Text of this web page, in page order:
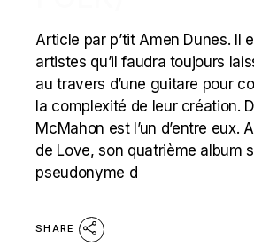
Article par p’tit Amen Dunes. Il
artistes qu’il faudra toujours
au travers d’une guitare pour
la complexité de leur création.
McMahon est l’un d’entre eux.
de Love, son quatrième album
pseudonyme d
SHARE